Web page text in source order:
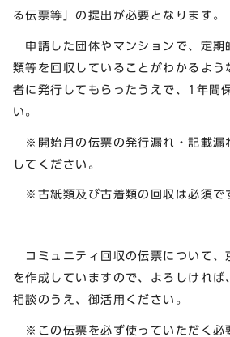
る伝票等」の提出が必要となります。
申請した団体やマンションで、定期
類等を回収していることがわかるよう
者に発行してもらったうえで、1年間
い。
※開始月の伝票の発行漏れ・記載漏
してください。
※古紙類及び古着類の回収は必須で
コミュニティ回収の伝票について、
を作成していますので、よろしければ
相談のうえ、御活用ください。
※この伝票を必ず使っていただく必